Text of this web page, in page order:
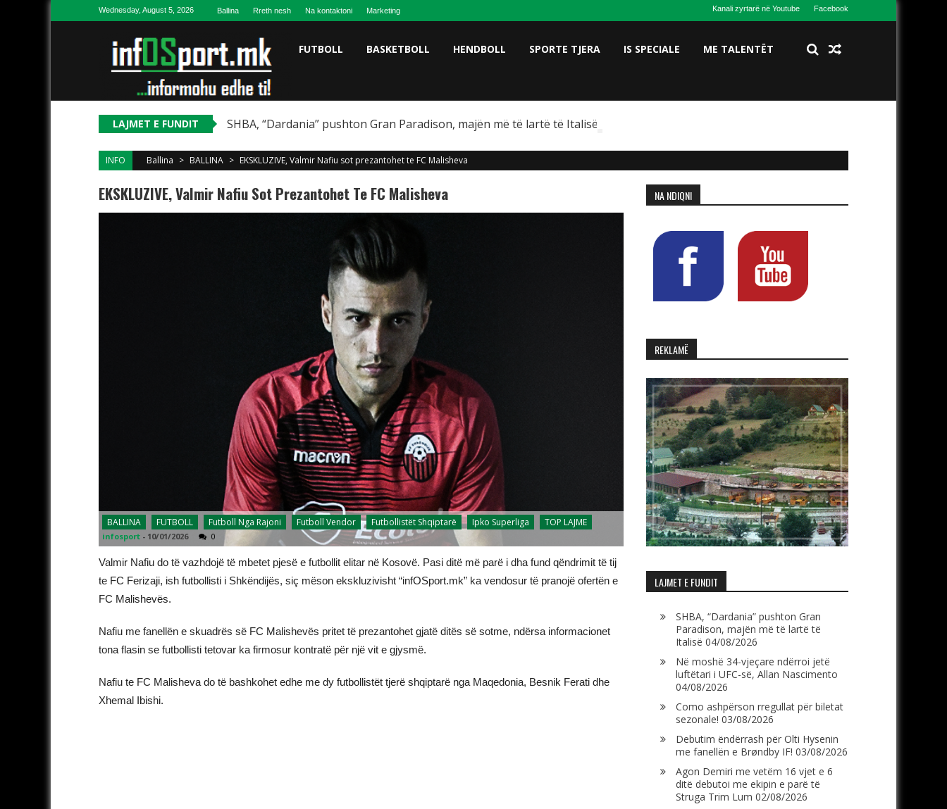
Skip to contentWednesday, August 5, 2026 Ballina Rreth nesh Na kontaktoni Marketing Kanali zyrtarë në Youtube Facebook
FUTBOLL BASKETBOLL HENDBOLL SPORTE TJERA IS SPECIALE ME TALENTËT
LAJMET E FUNDIT SHBA, “Dardania” pushton Gran Paradison, majën më të lartë të Italisë
INFO Ballina > BALLINA > EKSKLUZIVE, Valmir Nafiu sot prezantohet te FC Malisheva
EKSKLUZIVE, Valmir Nafiu Sot Prezantohet Te FC Malisheva
BALLINA FUTBOLL Futboll Nga Rajoni Futboll Vendor Futbollistët Shqiptarë Ipko Superliga TOP LAJME
infosport - 10/01/2026 0
Valmir Nafiu do të vazhdojë të mbetet pjesë e futbollit elitar në Kosovë. Pasi ditë më parë i dha fund qëndrimit të tij
te FC Ferizaji, ish futbollisti i Shkëndijës, siç mëson ekskluzivisht “infOSport.mk” ka vendosur të pranojë ofertën e
FC Malishevës.
Nafiu me fanellën e skuadrës së FC Malishevës pritet të prezantohet gjatë ditës së sotme, ndërsa informacionet
tona flasin se futbollisti tetovar ka firmosur kontratë për një vit e gjysmë.
Nafiu te FC Malisheva do të bashkohet edhe me dy futbollistët tjerë shqiptarë nga Maqedonia, Besnik Ferati dhe
Xhemal Ibishi.
NA NDIQNI
REKLAMË
LAJMET E FUNDIT
SHBA, “Dardania” pushton Gran
Paradison, majën më të lartë të
Italisë 04/08/2026
Në moshë 34-vjeçare ndërroi jetë
luftëtari i UFC-së, Allan Nascimento
04/08/2026
Como ashpërson rregullat për biletat
sezonale! 03/08/2026
Debutim ëndërrash për Olti Hysenin
me fanellën e Brøndby IF! 03/08/2026
Agon Demiri me vetëm 16 vjet e 6
ditë debutoi me ekipin e parë të
Struga Trim Lum 02/08/2026